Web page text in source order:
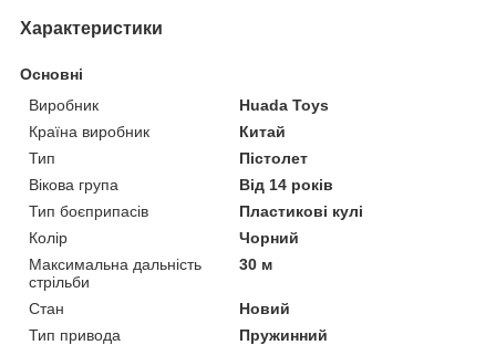
Характеристики
Основні
Виробник
Huada Toys
Країна виробник
Китай
Тип
Пістолет
Вікова група
Від 14 років
Тип боєприпасів
Пластикові кулі
Колір
Чорний
Максимальна дальність
стрільби
30 м
Стан
Новий
Тип привода
Пружинний